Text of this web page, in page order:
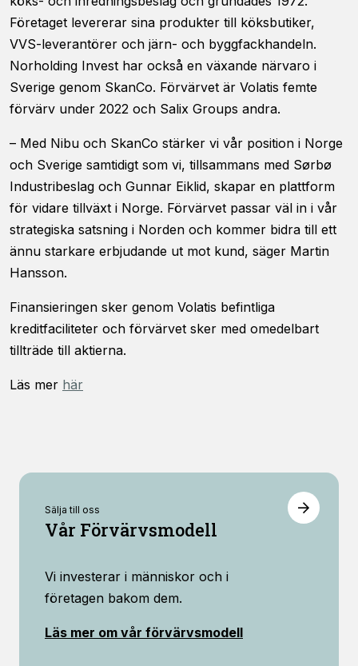
Företaget levererar sina produkter till köksbutiker,
VVS-leverantörer och järn- och byggfackhandeln.
Norholding Invest har också en växande närvaro i
Sverige genom SkanCo. Förvärvet är Volatis femte
förvärv under 2022 och Salix Groups andra.
– Med Nibu och SkanCo stärker vi vår position i Norge
och Sverige samtidigt som vi, tillsammans med Sørbø
Industribeslag och Gunnar Eiklid, skapar en plattform
för vidare tillväxt i Norge. Förvärvet passar väl in i vår
strategiska satsning i Norden och kommer bidra till ett
ännu starkare erbjudande ut mot kund, säger Martin
Hansson.
Finansieringen sker genom Volatis befintliga
kreditfaciliteter och förvärvet sker med omedelbart
tillträde till aktierna.
Läs mer här
Sälja till oss
Vår Förvärvsmodell
Vi investerar i människor och i
företagen bakom dem.
Läs mer om vår förvärvsmodell
och
uppbyggnad,
baserat på
hur
hemsidan
används.
Upplevelse
prestera så
bra som
möjligt
under ditt
besök. Om
kommer
funktionalitet
med dig av dina
beteende när du
chansen att få se
och erbjudanden.